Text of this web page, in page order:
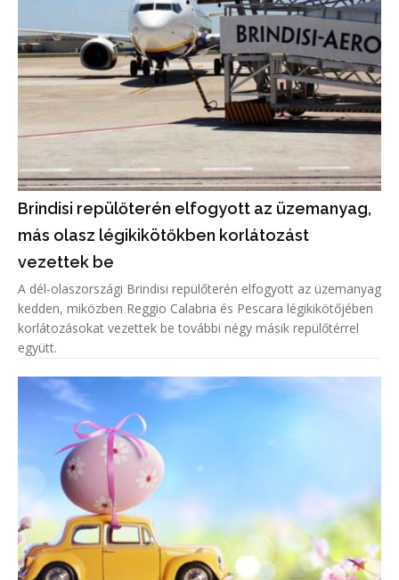
Brindisi repülőterén elfogyott az üzemanyag,
más olasz légikikötőkben korlátozást
vezettek be
A dél-olaszországi Brindisi repülőterén elfogyott az üzemanyag
kedden, miközben Reggio Calabria és Pescara légikikötőjében
korlátozásokat vezettek be további négy másik repülőtérrel
együtt.